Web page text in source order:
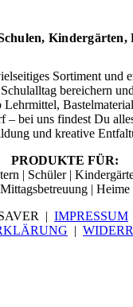
Kindergärten,
Sortiment und
bereichern
Lehrmittel,
– bei uns findest Du
und kreative
PRODUKTE FÜR:
| Schüler |
Mittagsbetreuung | Heime
| IMPRESSUM
|